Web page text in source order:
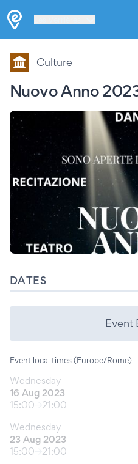
Nuovo Anno
Culture
DATES
Event
Event local times (Europe/Rome)
Wednesday
16 Aug 2023
15:00
21:00
Wednesday
23 Aug 2023
15:00
21:00